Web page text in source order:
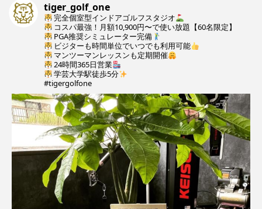
tiger_golf_one
完全個室型インドアゴルフスタジオ
コスパ最強！月額10,900円〜で使い放題【60名限定】
PGA推奨シミュレーター完備
ビジターも時間単位でいつでも利用可能
マンツーマンレッスンも定期開催
24時間365日営業
学芸大学駅徒歩5分
#tigergolfone